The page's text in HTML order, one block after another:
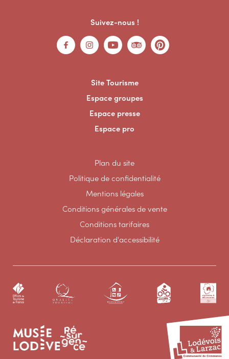
Suivez-nous !
Site Tourisme
Espace groupes
Espace presse
Espace pro
Plan du site
Politique de confidentialité
Mentions légales
Conditions générales de vente
Conditions tarifaires
Déclaration d'accessibilité